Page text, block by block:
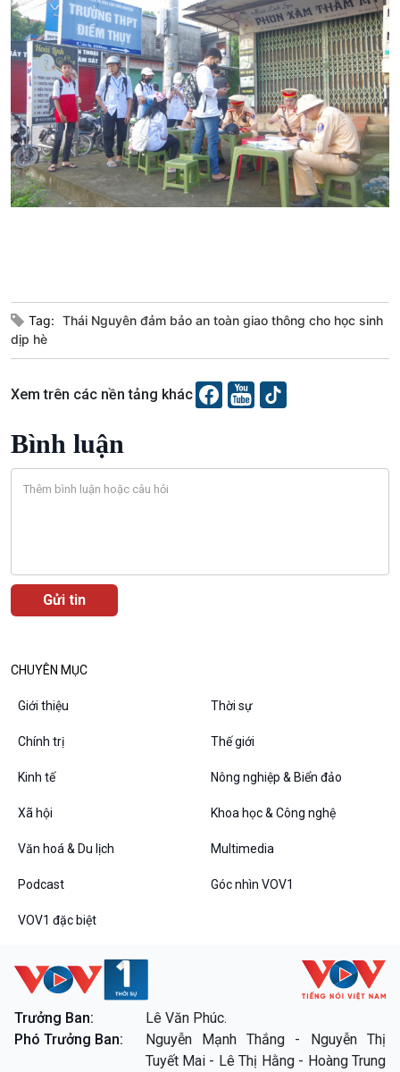
Sức sống hàng Việt
Khởi nghiệp
Tuyên chiến với gian lận
thương mại
Biển đảo Việt Nam
Tâm tình biên giới và hải
đảo
Tìm hiểu biển, đảo Việt
Nam
Tài nguyên và Môi trường
Chuyên gia của bạn
Xã hội chuyển động
khí hậu
Văn hoá & Du lịch
Podcast
Góc nhìn VOV1
Bình luận
Câu chuyện thời sự
Dòng chảy sự kiện
Diễn đàn chủ nhật
VOV1 đặc biệt
Thanh âm ký sự
Chân dung cuộc sống
Các chương trình đặc biệt
Tag: Thái Nguyên đảm bảo an toàn giao thông cho học sinh
dịp hè
Xem trên các nền tảng khác
Bình luận
CHUYÊN MỤC
Giới thiệu Thời sự
Chính trị Thế giới
Kinh tế Nông nghiệp & Biển đảo
Xã hội Khoa học & Công nghệ
Văn hoá & Du lịch Multimedia
Podcast Góc nhìn VOV1
VOV1 đặc biệt
Trưởng Ban:
Lê Văn Phúc.
Phó Trưởng Ban:
Nguyễn Mạnh Thắng - Nguyễn Thị
Tuyết Mai - Lê Thị Hằng - Hoàng Trung